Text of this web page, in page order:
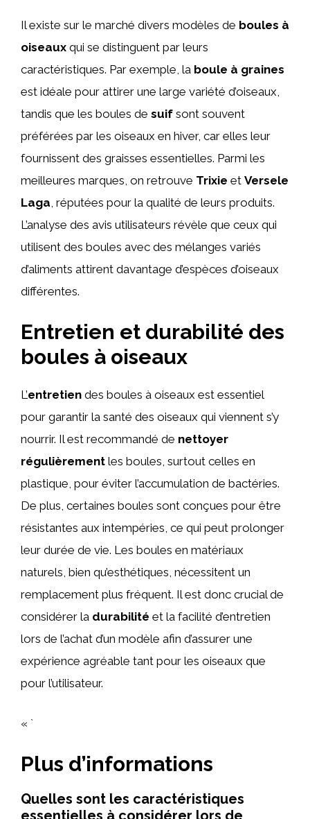
Il existe sur le marché divers modèles de boules à
oiseaux qui se distinguent par leurs
caractéristiques. Par exemple, la boule à graines
est idéale pour attirer une large variété d’oiseaux,
tandis que les boules de suif sont souvent
préférées par les oiseaux en hiver, car elles leur
fournissent des graisses essentielles. Parmi les
meilleures marques, on retrouve Trixie et Versele
Laga , réputées pour la qualité de leurs produits.
L’analyse des avis utilisateurs révèle que ceux qui
utilisent des boules avec des mélanges variés
d’aliments attirent davantage d’espèces d’oiseaux
différentes.
Entretien et durabilité des
boules à oiseaux
L’entretien des boules à oiseaux est essentiel
pour garantir la santé des oiseaux qui viennent s’y
nourrir. Il est recommandé de nettoyer
régulièrement les boules, surtout celles en
plastique, pour éviter l’accumulation de bactéries.
De plus, certaines boules sont conçues pour être
résistantes aux intempéries, ce qui peut prolonger
leur durée de vie. Les boules en matériaux
naturels, bien qu’esthétiques, nécessitent un
remplacement plus fréquent. Il est donc crucial de
considérer la durabilité et la facilité d’entretien
lors de l’achat d’un modèle afin d’assurer une
expérience agréable tant pour les oiseaux que
pour l’utilisateur.
« `
Plus d’informations
Quelles sont les caractéristiques
essentielles à considérer lors de